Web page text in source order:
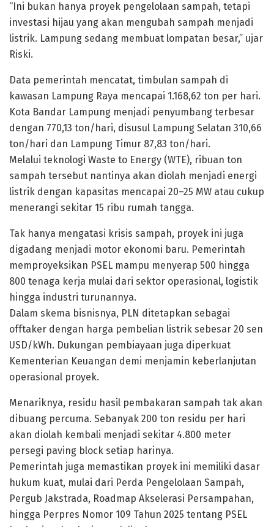
“Ini bukan hanya proyek pengelolaan sampah, tetapi
investasi hijau yang akan mengubah sampah menjadi
listrik. Lampung sedang membuat lompatan besar,” ujar
Riski.
Data pemerintah mencatat, timbulan sampah di
kawasan Lampung Raya mencapai 1.168,62 ton per hari.
Kota Bandar Lampung menjadi penyumbang terbesar
dengan 770,13 ton/hari, disusul Lampung Selatan 310,66
ton/hari dan Lampung Timur 87,83 ton/hari.
Melalui teknologi Waste to Energy (WTE), ribuan ton
sampah tersebut nantinya akan diolah menjadi energi
listrik dengan kapasitas mencapai 20–25 MW atau cukup
menerangi sekitar 15 ribu rumah tangga.
Tak hanya mengatasi krisis sampah, proyek ini juga
digadang menjadi motor ekonomi baru. Pemerintah
memproyeksikan PSEL mampu menyerap 500 hingga
800 tenaga kerja mulai dari sektor operasional, logistik
hingga industri turunannya.
Dalam skema bisnisnya, PLN ditetapkan sebagai
offtaker dengan harga pembelian listrik sebesar 20 sen
USD/kWh. Dukungan pembiayaan juga diperkuat
Kementerian Keuangan demi menjamin keberlanjutan
operasional proyek.
Menariknya, residu hasil pembakaran sampah tak akan
dibuang percuma. Sebanyak 200 ton residu per hari
akan diolah kembali menjadi sekitar 4.800 meter
persegi paving block setiap harinya.
Pemerintah juga memastikan proyek ini memiliki dasar
hukum kuat, mulai dari Perda Pengelolaan Sampah,
Pergub Jakstrada, Roadmap Akselerasi Persampahan,
hingga Perpres Nomor 109 Tahun 2025 tentang PSEL